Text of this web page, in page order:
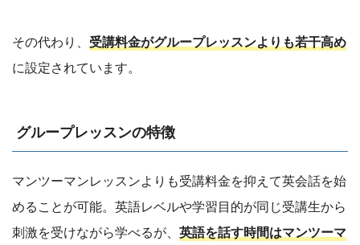
その代わり、 受講料金がグループレッスンよりも若干高め
に設定されています。
グループレッスンの特徴
マンツーマンレッスンよりも受講料金を抑えて英会話を始
めることが可能。英語レベルや学習目的が同じ受講生から
刺激を受けながら学べるが、 英語を話す時間はマンツーマ